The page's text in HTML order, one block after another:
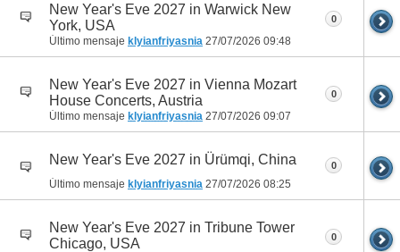
New Year's Eve 2027 in Warwick New
York, USA
Último mensaje klyianfriyasnia 27/07/2026 09:48
0
New Year's Eve 2027 in Vienna Mozart
House Concerts, Austria
Último mensaje klyianfriyasnia 27/07/2026 09:07
0
New Year's Eve 2027 in Ürümqi, China
Último mensaje klyianfriyasnia 27/07/2026 08:25
0
New Year's Eve 2027 in Tribune Tower
Chicago, USA
0